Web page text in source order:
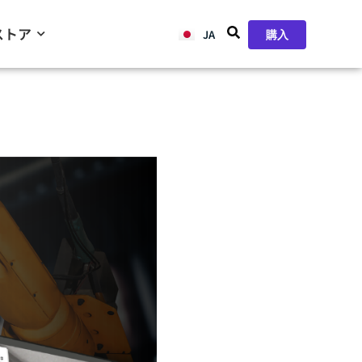
トア JA
ZH 購入